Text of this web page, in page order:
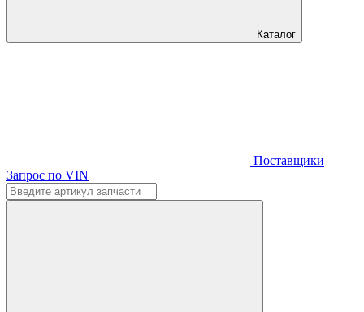
Каталог
Поставщики
Запрос по VIN